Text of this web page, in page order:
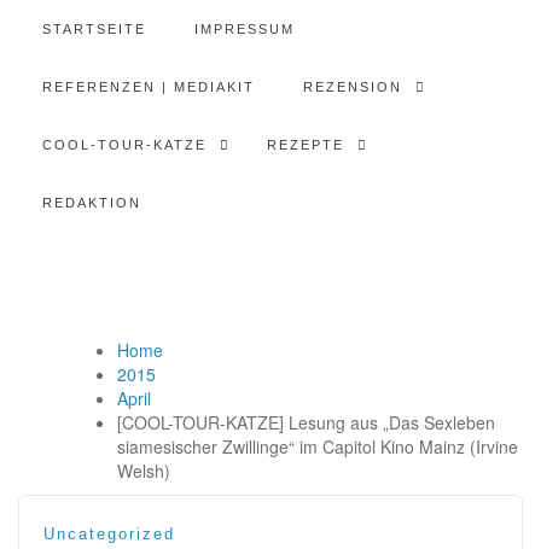
STARTSEITE IMPRESSUM
REFERENZEN | MEDIAKIT REZENSION
COOL-TOUR-KATZE REZEPTE
REDAKTION
Home
2015
April
[COOL-TOUR-KATZE] Lesung aus „Das Sexleben
siamesischer Zwillinge“ im Capitol Kino Mainz (Irvine
Welsh)
Uncategorized